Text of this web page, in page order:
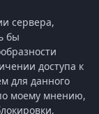
сервера,
бы
доступа к
для данного
моему мнению,